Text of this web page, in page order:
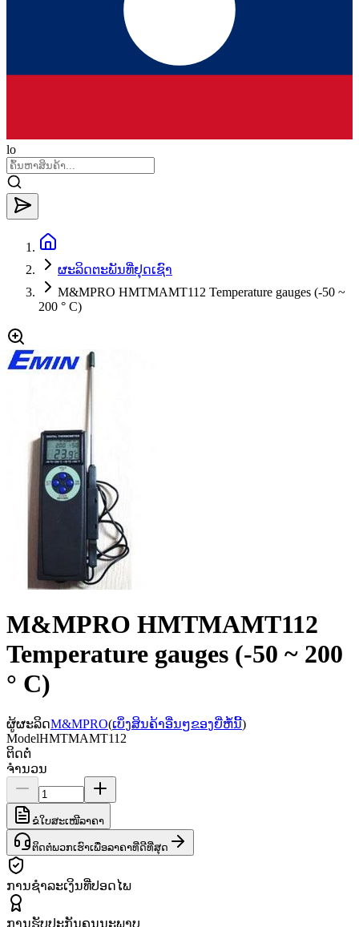
lo
ຜະລິດຕະພັນທີ່ຢຸດເຊົາ
M&MPRO HMTMAMT112 Temperature gauges (-50 ~
200 ° C)
M&MPRO HMTMAMT112
Temperature gauges (-50 ~ 200
° C)
ຜູ້ຜະລິດM&MPRO(ເບິ່ງສິນຄ້າອື່ນໆຂອງຍີ່ຫໍ້ນີ້)
ModelHMTMAMT112
ຕິດຕໍ່
ຈຳນວນ
ຂໍໃບສະເໜີລາຄາ
ຕິດຕໍ່ພວກເຮົາເພື່ອລາຄາທີ່ດີທີ່ສຸດ
ການຊຳລະເງິນທີ່ປອດໄພ
ການຮັບປະກັນຄຸນນະພາບ